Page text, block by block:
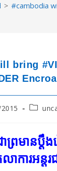
> #cambodia
bring
Post
ា​ព្រមាន​ប្
ការ​អន្តរ